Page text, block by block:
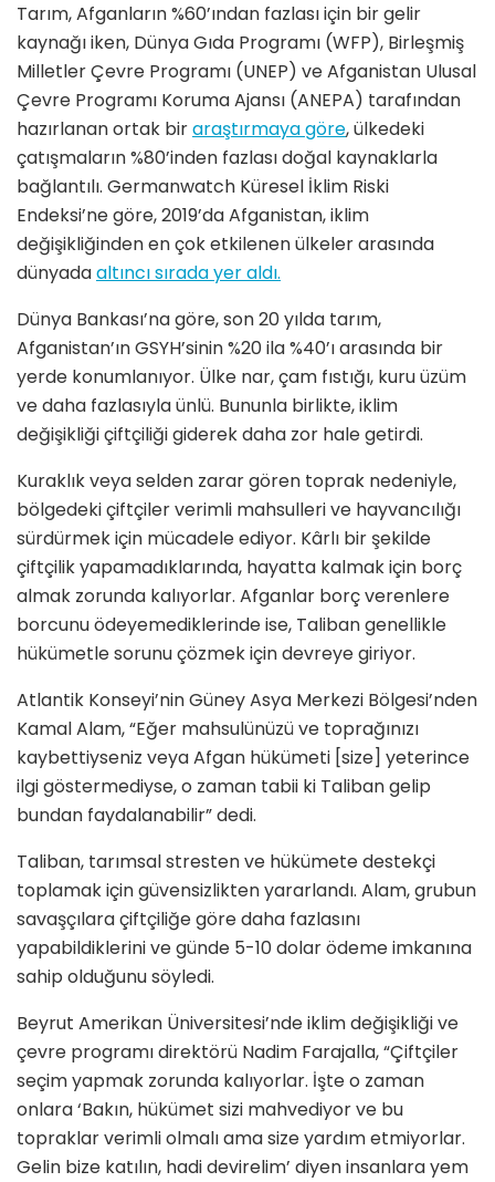
Tarım, Afganların %60’ından fazlası için bir gelir
kaynağı iken, Dünya Gıda Programı (WFP), Birleşmiş
Milletler Çevre Programı (UNEP) ve Afganistan Ulusal
Çevre Programı Koruma Ajansı (ANEPA) tarafından
hazırlanan ortak biraraştırmaya göre, ülkedeki
çatışmaların %80’inden fazlası doğal kaynaklarla
bağlantılı. Germanwatch Küresel İklim Riski
Endeksi’ne göre, 2019’da Afganistan, iklim
değişikliğinden en çok etkilenen ülkeler arasında
dünyadaaltıncı sırada yer aldı.
Dünya Bankası’na göre, son 20 yılda tarım,
Afganistan’ın GSYH’sinin %20 ila %40’ı arasında bir
yerde konumlanıyor. Ülke nar, çam fıstığı, kuru üzüm
ve daha fazlasıyla ünlü. Bununla birlikte, iklim
değişikliği çiftçiliği giderek daha zor hale getirdi.
Kuraklık veya selden zarar gören toprak nedeniyle,
bölgedeki çiftçiler verimli mahsulleri ve hayvancılığı
sürdürmek için mücadele ediyor. Kârlı bir şekilde
çiftçilik yapamadıklarında, hayatta kalmak için borç
almak zorunda kalıyorlar. Afganlar borç verenlere
borcunu ödeyemediklerinde ise, Taliban genellikle
hükümetle sorunu çözmek için devreye giriyor.
Atlantik Konseyi’nin Güney Asya Merkezi Bölgesi’nden
Kamal Alam, “Eğer mahsulünüzü ve toprağınızı
kaybettiyseniz veya Afgan hükümeti [size] yeterince
ilgi göstermediyse, o zaman tabii ki Taliban gelip
bundan faydalanabilir” dedi.
Taliban, tarımsal stresten ve hükümete destekçi
toplamak için güvensizlikten yararlandı. Alam, grubun
savaşçılara çiftçiliğe göre daha fazlasını
yapabildiklerini ve günde 5-10 dolar ödeme imkanına
sahip olduğunu söyledi.
Beyrut Amerikan Üniversitesi’nde iklim değişikliği ve
çevre programı direktörü Nadim Farajalla, “Çiftçiler
seçim yapmak zorunda kalıyorlar. İşte o zaman
onlara ‘Bakın, hükümet sizi mahvediyor ve bu
topraklar verimli olmalı ama size yardım etmiyorlar.
Gelin bize katılın, hadi devirelim’ diyen insanlara yem